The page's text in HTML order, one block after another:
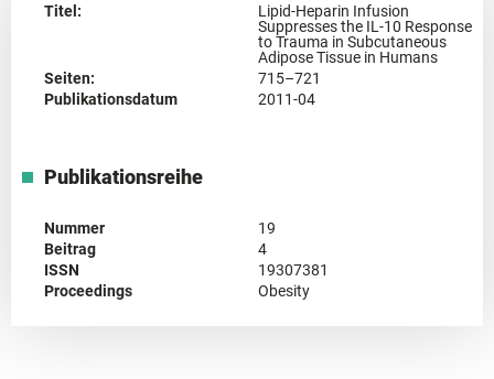
Titel:
Lipid-Heparin Infusion
Suppresses the IL-10 Response
to Trauma in Subcutaneous
Adipose Tissue in Humans
Seiten:
715–721
Publikationsdatum
2011-04
Publikationsreihe
Nummer
19
Beitrag
4
ISSN
19307381
Proceedings
Obesity